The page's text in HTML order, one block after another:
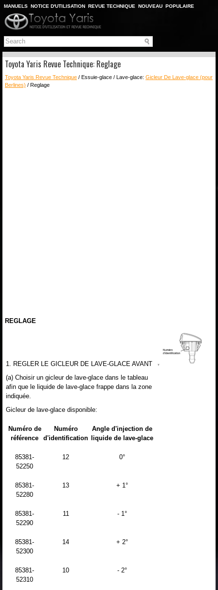
MANUELS NOTICE D'UTILISATION REVUE TECHNIQUE NOUVEAU POPULAIRE
PLAN DU SITE
CHERCHER
Toyota Yaris Revue Technique: Reglage
Toyota Yaris Revue Technique / Essuie-glace / Lave-glace: Gicleur De Lave-glace (pour
Berlines) / Reglage
REGLAGE
1. REGLER LE GICLEUR DE LAVE-GLACE AVANT
(a) Choisir un gicleur de lave-glace dans le tableau
afin que le liquide de lave-glace frappe dans la zone
indiquée.
Gicleur de lave-glace disponible:
Numéro de
référence
Numéro
d'identification
Angle d'injection de
liquide de lave-glace
85381-
52250
12 0°
85381-
52280
13 + 1°
85381-
52290
11 - 1°
85381-
52300
14 + 2°
85381-
52310
10 - 2°